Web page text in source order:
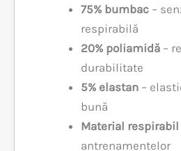
75% bumbac –
respirabilă
20% poliamidă –
durabilitate
5% elastan –
bună
Material respirabil
antrenamentelor